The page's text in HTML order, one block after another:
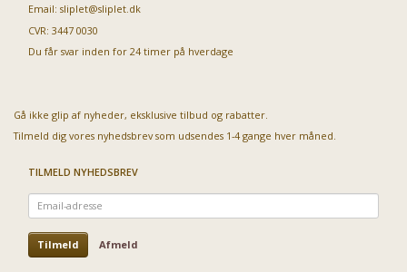
Email: sliplet@sliplet.dk
CVR: 3447 0030
Du får svar inden for 24 timer på hverdage
Gå ikke glip af nyheder, eksklusive tilbud og rabatter.
Tilmeld dig vores nyhedsbrev som udsendes 1-4 gange hver måned.
TILMELD NYHEDSBREV
Email-
adresse
Tilmeld Afmeld